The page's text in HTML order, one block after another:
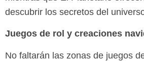
descubrir los secretos del
Juegos de rol y creaciones
No faltarán las zonas de juegos